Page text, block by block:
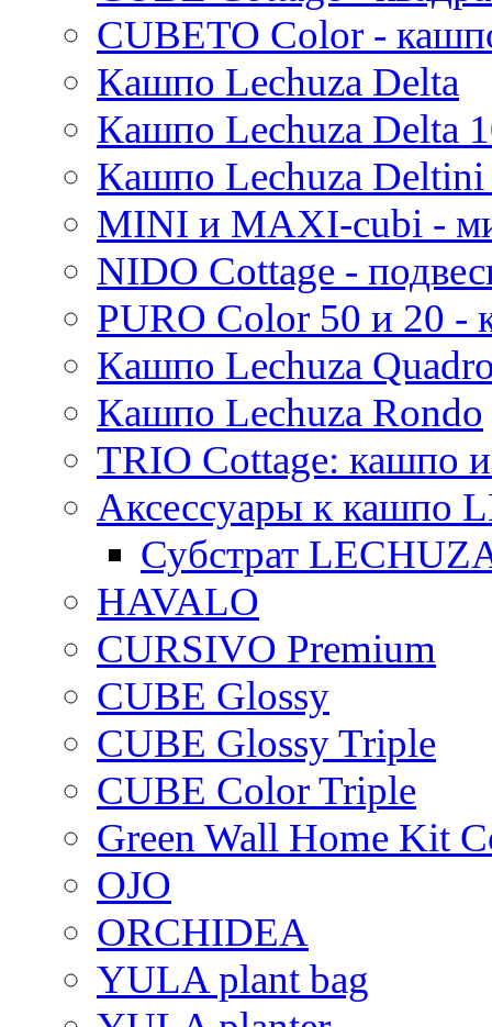
Mees
Pure
CUBETO Color -
Кашпо Lechuza Delta
Кашпо Lechuza Delta
Кашпо Lechuza
MINI и MAXI-cubi -
NIDO Cottage -
PURO Color 50 и 20
Кашпо Lechuza
Кашпо Lechuza Rondo
TRIO Cottage: кашпо
Аксессуары к кашпо
Субстрат
HAVALO
CURSIVO Premium
CUBE Glossy
CUBE Glossy Triple
CUBE Color Triple
Green Wall Home Kit
OJO
ORCHIDEA
YULA plant bag